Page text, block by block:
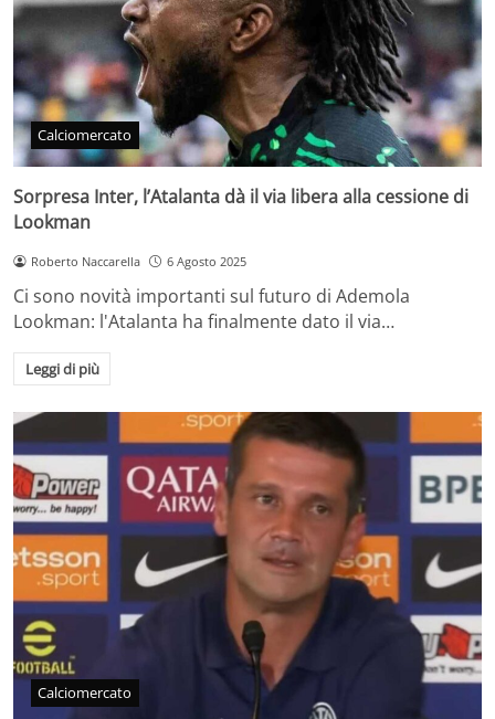
Calciomercato
Sorpresa Inter, l’Atalanta dà il via libera alla cessione di
Lookman
Roberto Naccarella 6 Agosto 2025
Ci sono novità importanti sul futuro di Ademola
Lookman: l'Atalanta ha finalmente dato il via…
Leggi di più
Calciomercato